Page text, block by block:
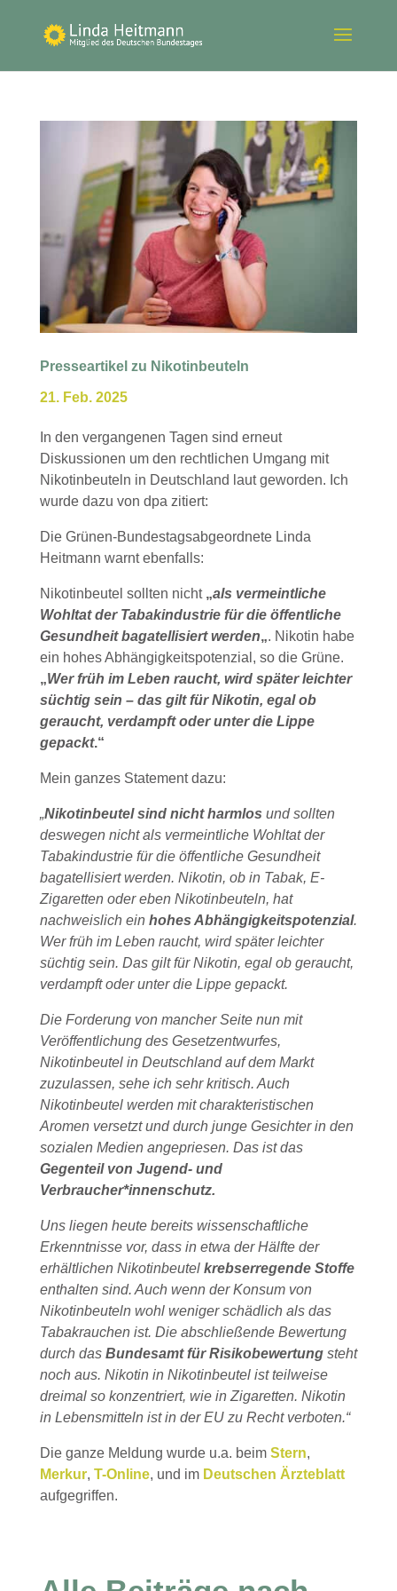
Presseartikel zu Nikotinbeuteln
21. Feb. 2025
In den vergangenen Tagen sind erneut
Diskussionen um den rechtlichen Umgang mit
Nikotinbeuteln in Deutschland laut geworden. Ich
wurde dazu von dpa zitiert:
Die Grünen-Bundestagsabgeordnete Linda
Heitmann warnt ebenfalls:
Nikotinbeutel sollten nicht „als vermeintliche
Wohltat der Tabakindustrie für die öffentliche
Gesundheit bagatellisiert werden„. Nikotin habe
ein hohes Abhängigkeitspotenzial, so die Grüne.
„Wer früh im Leben raucht, wird später leichter
süchtig sein – das gilt für Nikotin, egal ob
geraucht, verdampft oder unter die Lippe
gepackt.“
Mein ganzes Statement dazu:
„Nikotinbeutel sind nicht harmlos und sollten
deswegen nicht als vermeintliche Wohltat der
Tabakindustrie für die öffentliche Gesundheit
bagatellisiert werden. Nikotin, ob in Tabak, E-
Zigaretten oder eben Nikotinbeuteln, hat
nachweislich ein hohes Abhängigkeitspotenzial.
Wer früh im Leben raucht, wird später leichter
süchtig sein. Das gilt für Nikotin, egal ob geraucht,
verdampft oder unter die Lippe gepackt.
Die Forderung von mancher Seite nun mit
Veröffentlichung des Gesetzentwurfes,
Nikotinbeutel in Deutschland auf dem Markt
zuzulassen, sehe ich sehr kritisch. Auch
Nikotinbeutel werden mit charakteristischen
Aromen versetzt und durch junge Gesichter in den
sozialen Medien angepriesen. Das ist das
Gegenteil von Jugend- und
Verbraucher*innenschutz.
Uns liegen heute bereits wissenschaftliche
Erkenntnisse vor, dass in etwa der Hälfte der
erhältlichen Nikotinbeutel krebserregende Stoffe
enthalten sind. Auch wenn der Konsum von
Nikotinbeuteln wohl weniger schädlich als das
Tabakrauchen ist. Die abschließende Bewertung
durch das Bundesamt für Risikobewertung steht
noch aus. Nikotin in Nikotinbeutel ist teilweise
dreimal so konzentriert, wie in Zigaretten. Nikotin
in Lebensmitteln ist in der EU zu Recht verboten.“
Die ganze Meldung wurde u.a. beim Stern,
Merkur, T-Online, und im Deutschen Ärzteblatt
aufgegriffen.